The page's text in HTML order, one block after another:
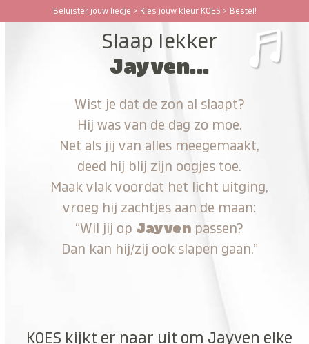
Beluister jouw liedje > Kies jouw kleur KOES > Bestel!
Open
Close
Slaap lekker
Jayven...
Wist je dat de zon al slaapt?
Hij was van de dag zo moe.
Net als jij van alles meegemaakt,
deed hij blij zijn oogjes toe.
Maak vlak voordat het licht uitging,
vroeg hij zachtjes aan de maan:
“Wil jij op Jayven passen?
Dan kan hij/zij ook slapen gaan.”
KOES kijkt er naar uit om Jayven elke